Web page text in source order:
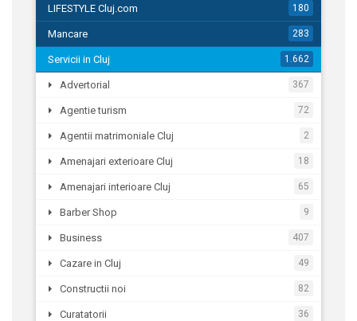
LIFESTYLE Cluj.com 180
Mancare 283
Servicii in Cluj 1.662
Advertorial 367
Agentie turism 72
Agentii matrimoniale Cluj 2
Amenajari exterioare Cluj 18
Amenajari interioare Cluj 65
Barber Shop 9
Business 407
Cazare in Cluj 49
Constructii noi 82
Curatatorii 36